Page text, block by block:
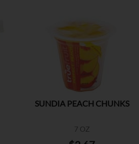
SUNDIA PEACH CHUNKS
7 OZ